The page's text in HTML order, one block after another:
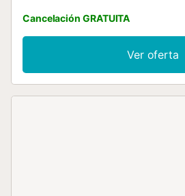
Cancelación GRATUITA
Ver oferta